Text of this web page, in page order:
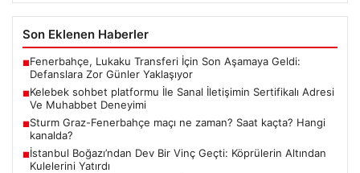
Son Eklenen Haberler
■Fenerbahçe, Lukaku Transferi İçin Son Aşamaya Geldi:
Defanslara Zor Günler Yaklaşıyor
■Kelebek sohbet platformu İle Sanal İletişimin Sertifikalı Adresi
Ve Muhabbet Deneyimi
■Sturm Graz-Fenerbahçe maçı ne zaman? Saat kaçta? Hangi
kanalda?
■İstanbul Boğazı’ndan Dev Bir Vinç Geçti: Köprülerin Altından
Kulelerini Yatırdı